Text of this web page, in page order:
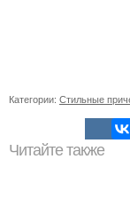
Категории: Стильные
Читайте также